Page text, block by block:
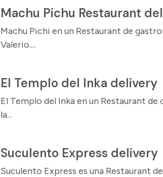
Machu Pichu Restaurant
Machu Pichi en un Restaurant de
Valerio....
El Templo del Inka delivery
El Templo del Inka en un Restaurant
la...
Suculento Express delivery
Suculento Express es una Restaurant